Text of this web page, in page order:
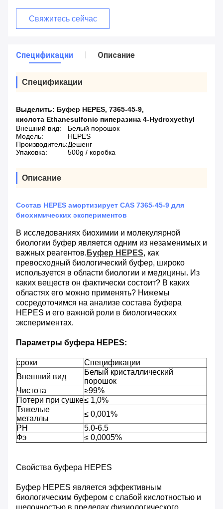
Свяжитесь сейчас
Спецификации Описание
Спецификации
Выделить: Буфер HEPES, 7365-45-9,
кислота Ethanesulfonic пиперазина 4-Hydroxyethyl
Внешний вид:
Белый порошок
Модель:
HEPES
Производитель:Дешенг
Упаковка:
500g / коробка
Описание
Состав HEPES амортизирует CAS 7365-45-9 для
биохимических экспериментов
В исследованиях биохимии и молекулярной
биологии буфер является одним из незаменимых и
важных реагентов. Буфер HEPES, как
превосходный биологический буфер, широко
используется в области биологии и медицины. Из
каких веществ он фактически состоит? В каких
областях его можно применять? Нижемы
сосредоточимся на анализе состава буфера
HEPES и его важной роли в биологических
экспериментах.
Параметры буфера HEPES:
сроки
Спецификации
Внешний вид
Белый кристаллический
порошок
Чистота
≥99%
Потери при сушке≤ 1,0%
Тяжелые
металлы
≤ 0,001%
PH
5.0-6.5
Фэ
≤ 0,0005%
Свойства буфера HEPES
Буфер HEPES является эффективным
биологическим буфером с слабой кислотностью и